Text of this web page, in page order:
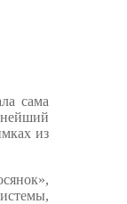
сама
из